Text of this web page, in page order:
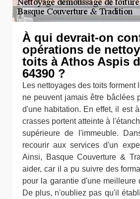
À qui devrait-on
opérations de
toits à Athos Aspis
64390 ?
Les nettoyages des toits forment
ne peuvent jamais être bâclées
d'une habitation. En effet, il est
crasses portent atteinte à
supérieure de l'immeuble.
recourir aux services d'un
Ainsi, Basque Couverture &
aider, car il a pu suivre des
pour la garantie d'une meilleure
De plus, n'oubliez pas qu'il